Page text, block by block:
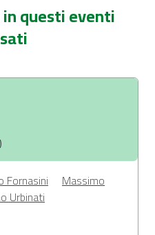
questi eventi
Fornasini
Massimo
Urbinati